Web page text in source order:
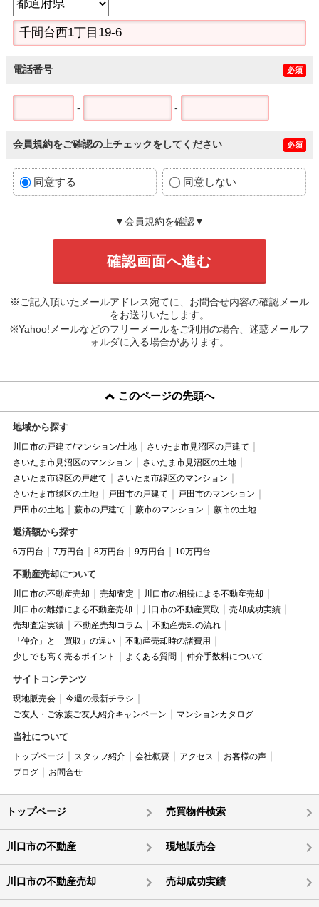
電話番号 必須
- -
会員規約をご確認の上チェックをしてください 必須
同意する 同意しない
▼会員規約を確認▼
※ご記入頂いたメールアドレス宛てに、お問合せ内容の確認メール
をお送りいたします。
※Yahoo!メールなどのフリーメールをご利用の場合、迷惑メールフ
ォルダに入る場合があります。
このページの先頭へ
地域から探す
川口市の戸建て/マンション/土地
さいたま市見沼区の戸建て
さいたま市見沼区のマンション
さいたま市見沼区の土地
さいたま市緑区の戸建て
さいたま市緑区のマンション
さいたま市緑区の土地
戸田市の戸建て
戸田市のマンション
戸田市の土地
蕨市の戸建て 蕨市のマンション 蕨市の土地
返済額から探す
6万円台 7万円台 8万円台 9万円台 10万円台
不動産売却について
川口市の不動産売却 売却査定
川口市の相続による不動産売却
川口市の離婚による不動産売却
川口市の不動産買取
売却成功実績
売却査定実績
不動産売却コラム
不動産売却の流れ
「仲介」と「買取」の違い
不動産売却時の諸費用
少しでも高く売るポイント
よくある質問 仲介手数料について
サイトコンテンツ
現地販売会
今週の最新チラシ
ご友人・ご家族ご友人紹介キャンペーン
マンションカタログ
当社について
トップページ スタッフ紹介 会社概要 アクセス
お客様の声
ブログ
お問合せ
トップページ 売買物件検索
川口市の不動産 現地販売会
川口市の不動産売却 売却成功実績